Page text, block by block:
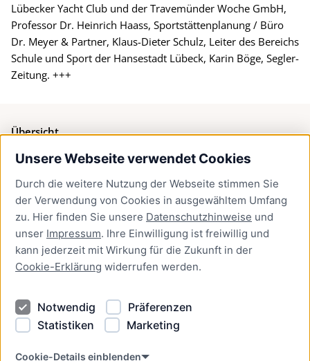
Unsere Webseite verwendet Cookies
Durch die weitere Nutzung der Webseite stimmen Sie
der Verwendung von Cookies in ausgewähltem Umfang
zu. Hier finden Sie unsere Datenschutzhinweise und
unser Impressum. Ihre Einwilligung ist freiwillig und
kann jederzeit mit Wirkung für die Zukunft in der
Cookie-Erklärung widerrufen werden.
Notwendig
Präferenzen
Statistiken
Marketing
Cookie-Details einblenden
Lübecker Yacht Club und der Travemünder Woche GmbH,
Professor Dr. Heinrich Haass, Sportstättenplanung / Büro
Dr. Meyer & Partner, Klaus-Dieter Schulz, Leiter des Bereichs
Schule und Sport der Hansestadt Lübeck, Karin Böge, Segler-
Zeitung. +++
Übersicht
Bürgerservice
Presse
Newsletter Lübeck:kompakt
Kontakt
Kontakt
Datenschutzhinweise
Barrierefreiheit
Cookie Erklärung